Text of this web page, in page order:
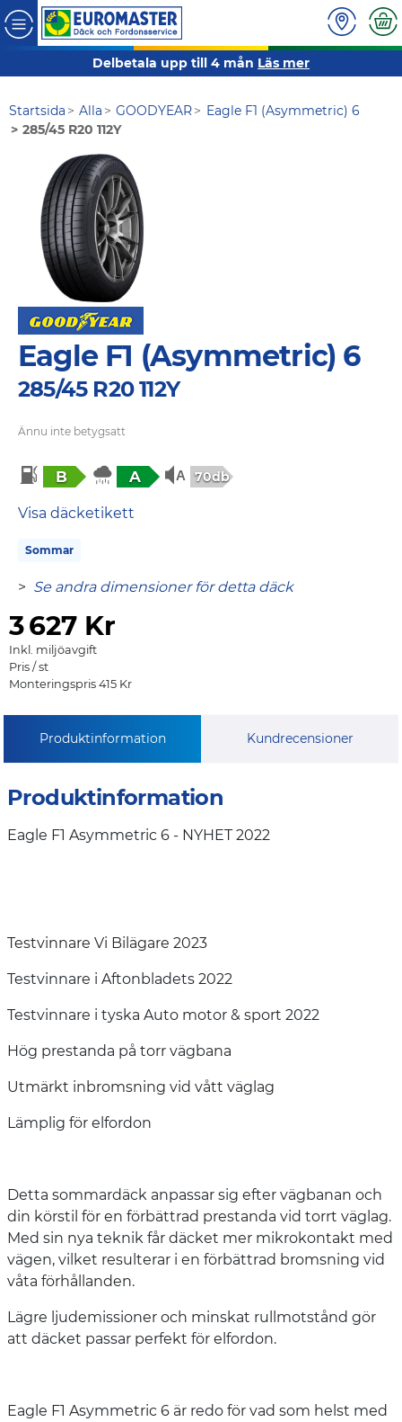
Delbetala upp till 4 mån Läs mer
Startsida Alla GOODYEAR
Eagle F1 (Asymmetric) 6
285/45 R20 112Y
Eagle F1 (Asymmetric) 6
285/45 R20 112Y
Ännu inte betygsatt
B A 70db
Visa däcketikett
Sommar
> Se andra dimensioner för detta däck
3627 Kr
Inkl. miljöavgift
Pris / st
Monteringspris 415 Kr
Produktinformation Kundrecensioner
Produktinformation
Eagle F1 Asymmetric 6 - NYHET 2022
Testvinnare Vi Bilägare 2023
Testvinnare i Aftonbladets 2022
Testvinnare i tyska Auto motor & sport 2022
Hög prestanda på torr vägbana
Utmärkt inbromsning vid vått väglag
Lämplig för elfordon
Detta sommardäck anpassar sig efter vägbanan och
din körstil för en förbättrad prestanda vid torrt väglag.
Med sin nya teknik får däcket mer mikrokontakt med
vägen, vilket resulterar i en förbättrad bromsning vid
våta förhållanden.
Lägre ljudemissioner och minskat rullmotstånd gör
att däcket passar perfekt för elfordon.
Eagle F1 Asymmetric 6 är redo för vad som helst med